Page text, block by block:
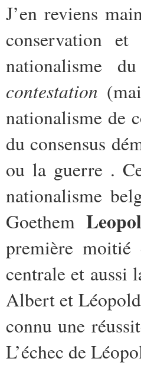
J’en reviens
conservation
nationalisme
contestation
nationalisme de
du consensus
ou la guerre .
nationalisme
Goethem
première
centrale et aussi
Albert et
connu une
L’échec de